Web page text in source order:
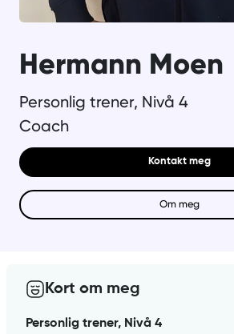
Hermann Moen
Personlig trener, Nivå 4
Coach
Kontakt meg
Om meg
Kort om meg
Personlig trener, Nivå 4